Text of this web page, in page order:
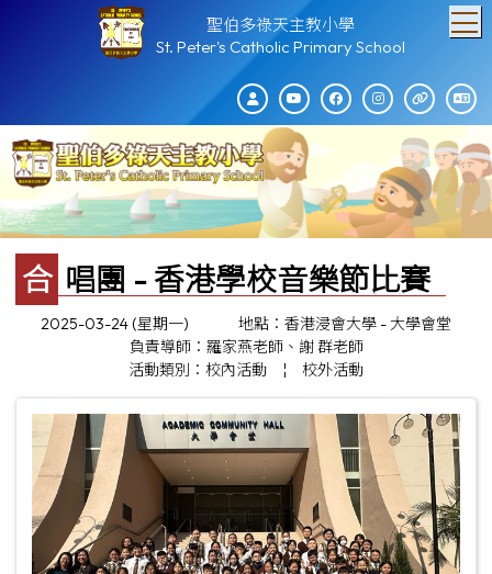
聖伯多祿天主教小學
St. Peter's Catholic Primary School
合唱團 - 香港學校音樂節比賽
2025-03-24 (星期一)
地點：香港浸會大學 - 大學會堂
負責導師：羅家燕老師、謝 群老師
活動類別：校內活動
¦ 校外活動